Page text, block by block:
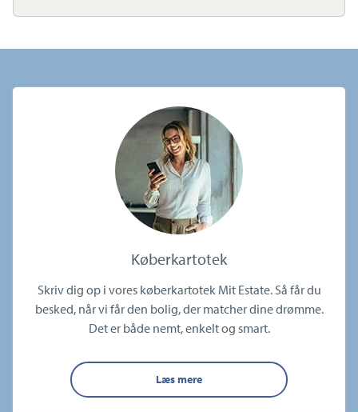
Køberkartotek
Skriv dig op i vores køberkartotek Mit Estate. Så får du
besked, når vi får den bolig, der matcher dine drømme.
Det er både nemt, enkelt og smart.
Læs mere